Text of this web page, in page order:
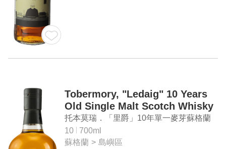
Tobermory, "Ledaig" 10 Years
Old Single Malt Scotch Whisky
托本莫瑞．「里爵」10年單一麥芽蘇格蘭
威士忌
10
700ml
蘇格蘭 > 島嶼區